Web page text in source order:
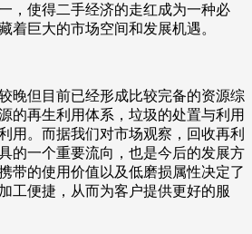
，使得二手经济的走红成为一种必
着巨大的市场空间和发展机遇。
晚但目前已经形成比较完备的资源综
的再生利用体系，垃圾的处置与利用
用。而据我们对市场观察，回收再利
的一个重要流向，也是今后的发展方
带的使用价值以及低磨损属性决定了
工便捷，从而为客户提供更好的服